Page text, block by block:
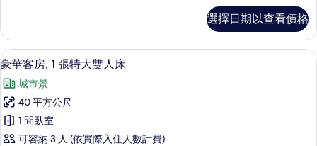
室
(Max
2
adults
and
2
children)
客
房,
2
臥
室
(Max
2
adults
選擇日期以查看價格
顯
示
豪
華
客
豪華客房, 1 張特大雙人床 | 迷你吧、
6
豪華客房, 1 張特大雙人床
城市景
40 平方公尺
1 間臥室
可容納 3 人 (依實際入住人數計費)